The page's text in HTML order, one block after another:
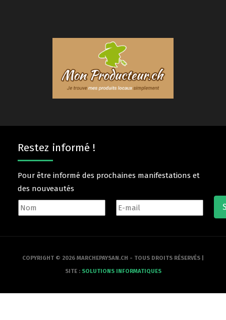
Restez informé !
Pour être informé des prochaines manifestations et
des nouveautés
COPYRIGHT © 2026 MARCHEPAYSAN.CH - TOUS DROITS RÉSERVÉS |
SITE : SOLUTIONS INFORMATIQUES